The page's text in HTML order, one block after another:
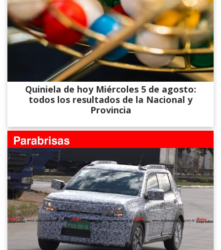
Quiniela de hoy Miércoles 5 de agosto:
todos los resultados de la Nacional y
Provincia